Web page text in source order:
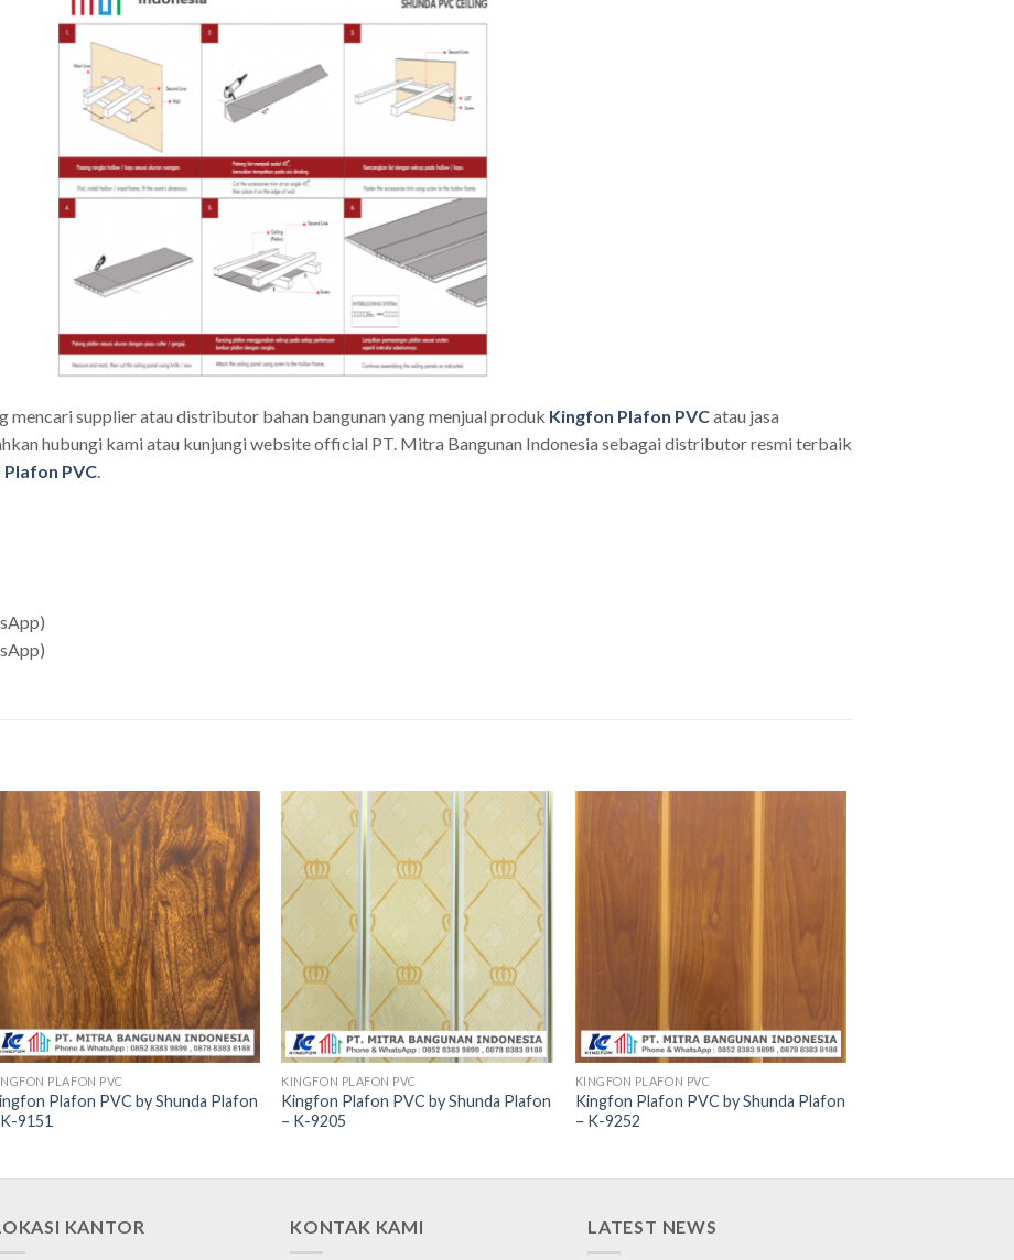
mencari supplier atau distributor bahan bangunan yang menjual produk Kingfon Plafon PVCatau jasa
hubungi kami atau kunjungi website official PT. Mitra Bangunan Indonesia sebagai distributor resmi terbaik
Plafon PVC.
PLAFON PVC
Plafon PVC by Shunda Plafon
9151
KINGFON PLAFON PVC
Kingfon Plafon PVC by Shunda Plafon
– K-9205
KINGFON PLAFON PVC
Kingfon Plafon PVC by Shunda Plafon
– K-9252
KANTOR KONTAK KAMI LATEST NEWS